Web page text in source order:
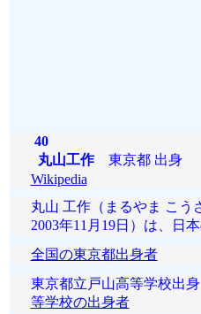
40
丸山工作東京都 出身
Wikipedia
丸山 工作（まるやま こう
2003年11月19日）は、日
全国の東京都出身者
東京都立戸山高等学校出
等学校の出身者